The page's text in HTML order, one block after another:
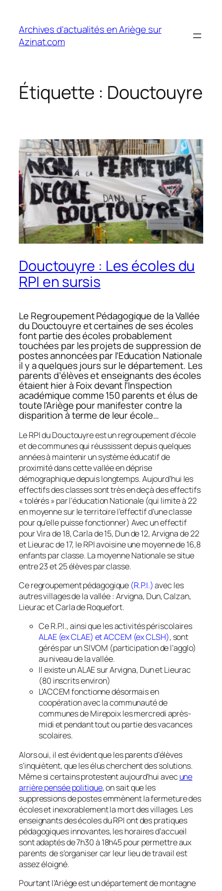
contenu
Archives d'actualités en Ariège sur
Azinat.com
Étiquette : Douctouyre
Douctouyre : Les écoles du
RPI en sursis
Le Regroupement Pédagogique de la Vallée
du Douctouyre et certaines de ses écoles
font partie des écoles probablement
touchées par les projets de suppression de
postes annoncées par l’Education Nationale
il y a quelques jours sur le département. Les
parents d’élèves et enseignants des écoles
étaient hier à Foix devant l’Inspection
académique comme 150 parents et élus de
toute l’Ariège pour manifester contre la
disparition à terme de leur école…
Le RPI du Douctouyre est un regroupement d’école
et de communes qui réussissent depuis quelques
années à maintenir un système éducatif de
proximité dans cette vallée en déprise
démographique depuis longtemps. Aujourd’hui les
effectifs des classes sont très en deçà des effectifs
«tolérés» par l’éducation Nationale (qui limite à 22
en moyenne sur le territoire l’effectif d’une classe
pour qu’elle puisse fonctionner) Avec un effectif
pour Vira de 18, Carla de 15, Dun de 12, Arvigna de 22
et Lieurac de 17, le RPI avoisine une moyenne de 16,8
enfants par classe. La moyenne Nationale se situe
entre 23 et 25 élèves par classe.
Ce regroupement pédagogique (R.P.I.)avec les
autres villages de la vallée : Arvigna, Dun, Calzan,
Lieurac et Carla de Roquefort.
Ce R.P.I., ainsi que les activités périscolaires
ALAE (ex CLAE) et ACCEM (ex CLSH), sont
gérés par un SIVOM (participation de l’agglo)
au niveau de la vallée.
Il existe un ALAE sur Arvigna, Dun et Lieurac
(80 inscrits environ)
L’ACCEM fonctionne désormais en
coopération avec la communauté de
communes de Mirepoix les mercredi après-
midi et pendant tout ou partie des vacances
scolaires.
Alors oui, il est évident que les parents d’élèves
s’inquiètent, que les élus cherchent des solutions.
Même si certains protestent aujourd’hui avec une
arrière pensée politique, on sait que les
suppressions de postes emmènent la fermeture des
écoles et inexorablement la mort des villages. Les
enseignants des écoles du RPI ont des pratiques
pédagogiques innovantes, les horaires d’accueil
sont adaptés de 7h30 à 18h45 pour permettre aux
parents de s’organiser car leur lieu de travail est
assez éloigné.
Pourtant l’Ariège est un département de montagne